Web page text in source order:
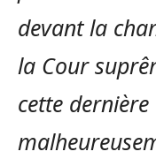
devant la
la Cour
cette